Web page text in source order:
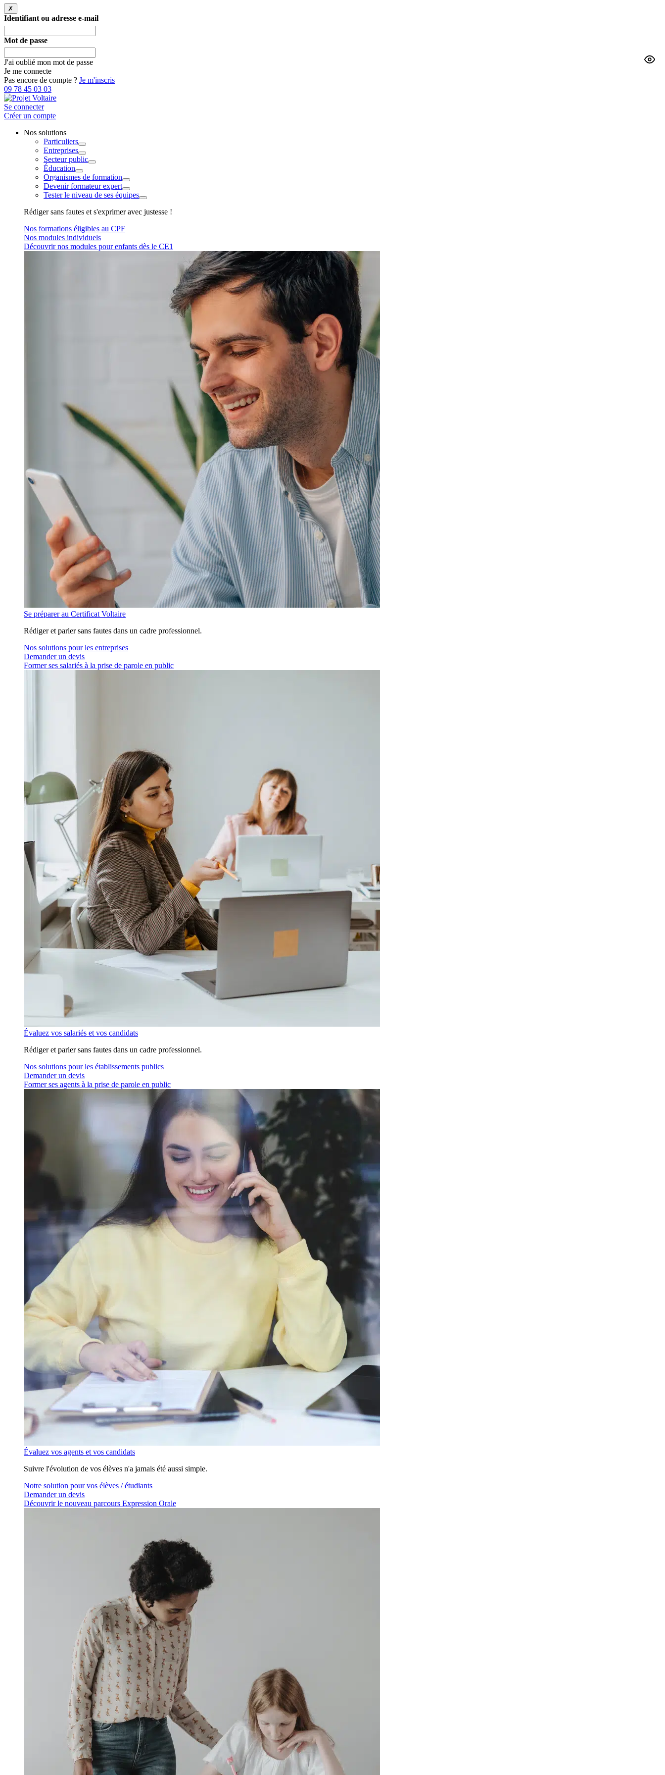
✗
Identifiant ou adresse e-mail
Mot de passe
J'ai oublié mon mot de passe
Je me connecte
Pas encore de compte ? Je m'inscris
09 78 45 03 03
Se connecter
Créer un compte
Nos solutions
Particuliers
Entreprises
Secteur public
Éducation
Organismes de formation
Devenir formateur expert
Tester le niveau de ses équipes
Rédiger sans fautes et s'exprimer avec justesse !
Nos formations éligibles au CPF
Nos modules individuels
Découvrir nos modules pour enfants dès le CE1
Se préparer au Certificat Voltaire
Rédiger et parler sans fautes dans un cadre professionnel.
Nos solutions pour les entreprises
Demander un devis
Former ses salariés à la prise de parole en public
Évaluez vos salariés et vos candidats
Rédiger et parler sans fautes dans un cadre professionnel.
Nos solutions pour les établissements publics
Demander un devis
Former ses agents à la prise de parole en public
Évaluez vos agents et vos candidats
Suivre l'évolution de vos élèves n'a jamais été aussi simple.
Notre solution pour vos élèves / étudiants
Demander un devis
Découvrir le nouveau parcours Expression Orale